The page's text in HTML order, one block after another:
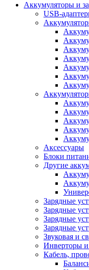
Аккумуляторы и
USB-
Аксессуары
Блоки
Другие
Зарядные
Зарядные
Зарядные
Зарядные
Звуковая и
Инверторы и
Кабель,